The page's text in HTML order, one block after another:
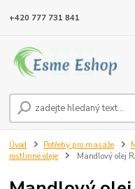
+420 777 731 841
Úvod Potřeby pro masáže
rostlinné oleje
Mandlový olej